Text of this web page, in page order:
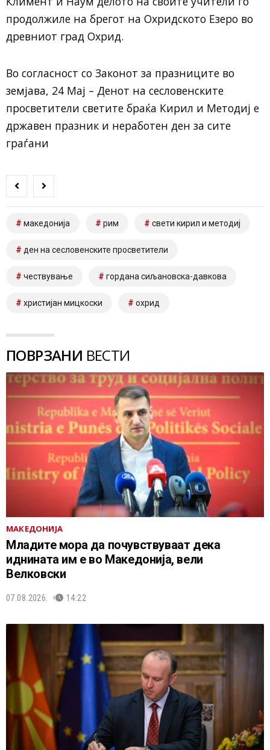
продолжиле на брегот на Охридското Езеро во
древниот град Охрид.
Во согласност со Законот за празниците во
земјава, 24 Мај – Денот на сесловенските
просветители светите браќа Кирил и Методиј е
државен празник и неработен ден за сите
граѓани
македонија рим свети кирил и методиј
ден на сесловенските просветители
чествување гордана сиљановска-давкова
христијан мицкоски охрид
ПОВРЗАНИ ВЕСТИ
МАКЕДОНИЈА
Младите мора да почувствуваат дека
иднината им е во Македонија, вели
Велковски
07.08.2026. 14:22